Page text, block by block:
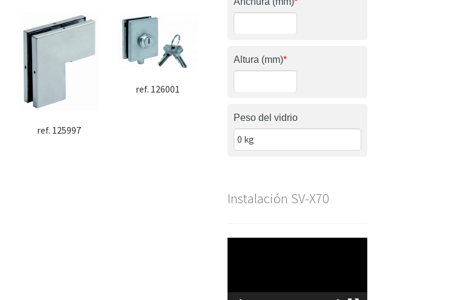
ref. 125997
ref. 126001
Altura (mm)*
Peso del vidrio
Instalación SV-X70